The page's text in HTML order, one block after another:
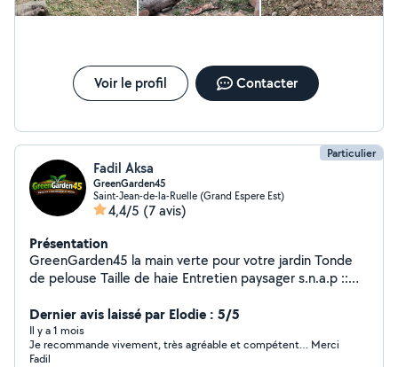
Voir le profil Contacter
Particulier
Fadil Aksa
GreenGarden45
Saint-Jean-de-la-Ruelle (Grand Espere Est)
4,4/5 (7 avis)
Présentation
GreenGarden45 la main verte pour votre jardin Tonde
de pelouse Taille de haie Entretien paysager s.n.a.p ::
Dernier avis laissé par Elodie : 5/5
Il y a 1 mois
Je recommande vivement, très agréable et compétent… Merci
Fadil